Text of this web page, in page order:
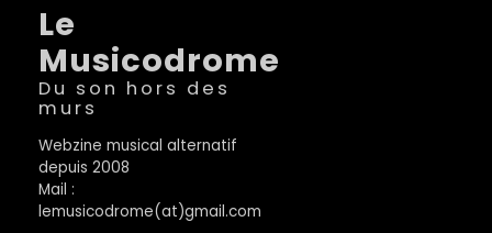
Le
Musicodrome
Du son hors des
murs
Webzine musical alternatif
depuis 2008
Mail :
lemusicodrome(at)gmail.com